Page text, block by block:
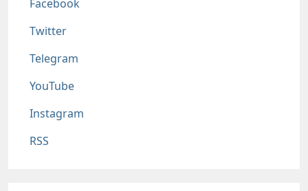
Facebook
Twitter
Telegram
YouTube
Instagram
RSS